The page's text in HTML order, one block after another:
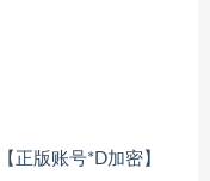
正版账号*D加密】